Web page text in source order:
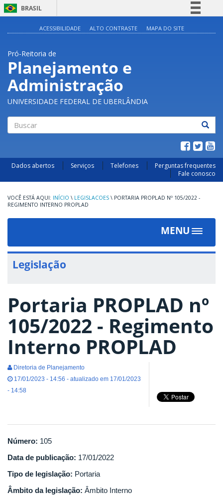
BRASIL
Acesso à informação
ACESSIBILIDADE ALTO CONTRASTE MAPA DO SITE
Pró-Reitoria de
Planejamento e
Administração
UNIVERSIDADE FEDERAL DE UBERLÂNDIA
Dados abertos Serviços Telefones
Perguntas frequentes
Fale conosco
INÍCIO \ LEGISLACOES \ PORTARIA PROPLAD Nº 105/2022 -
REGIMENTO INTERNO PROPLAD
MENU
Toggle
Legislação
Portaria PROPLAD nº
105/2022 - Regimento
Interno PROPLAD
Diretoria de Planejamento
17/01/2023 - 14:56 - atualizado em 17/01/2023
- 14:58
Número: 105
Data de publicação: 17/01/2022
Tipo de legislação: Portaria
Âmbito da legislação: Âmbito Interno